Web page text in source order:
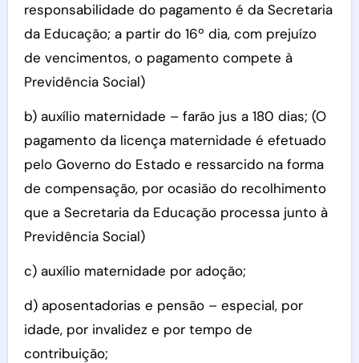
responsabilidade do pagamento é da Secretaria
da Educação; a partir do 16º dia, com prejuízo
de vencimentos, o pagamento compete à
Previdência Social)
b) auxílio maternidade – farão jus a 180 dias; (O
pagamento da licença maternidade é efetuado
pelo Governo do Estado e ressarcido na forma
de compensação, por ocasião do recolhimento
que a Secretaria da Educação processa junto à
Previdência Social)
c) auxílio maternidade por adoção;
d) aposentadorias e pensão – especial, por
idade, por invalidez e por tempo de
contribuição;